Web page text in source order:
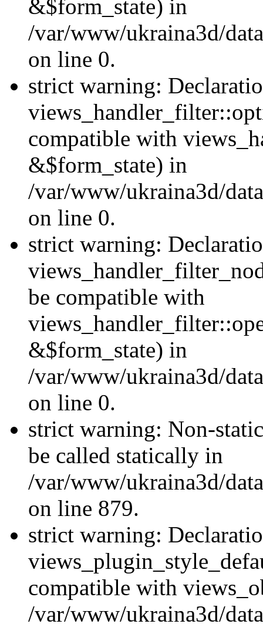
&$form_state) in
/var/www/ukraina3d/
on line 0.
strict warning:
compatible with
&$form_state) in
/var/www/ukraina3d/
on line 0.
strict warning:
be compatible with
&$form_state) in
/var/www/ukraina3d/
on line 0.
strict warning: Non-
be called statically in
/var/www/ukraina3d/
on line 879.
strict warning:
compatible with
/var/www/ukraina3d/